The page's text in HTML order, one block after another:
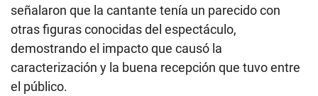
señalaron que la cantante tenía un parecido con
otras figuras conocidas del espectáculo,
demostrando el impacto que causó la
caracterización y la buena recepción que tuvo entre
el público.